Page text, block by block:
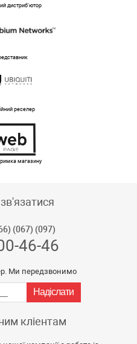
дистриб'ютор
реселер
магазину
(067) (097)
46-46
Ми передзвонимо
кліентам